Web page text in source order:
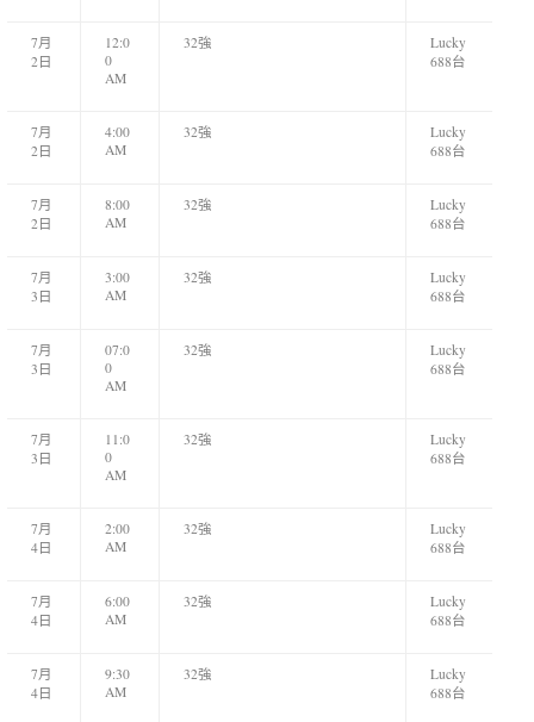
7月
2日
12:0
0
AM
32強
Lucky
688台
7月
2日
4:00
AM
32強
Lucky
688台
7月
2日
8:00
AM
32強
Lucky
688台
7月
3日
3:00
AM
32強
Lucky
688台
7月
3日
07:0
0
AM
32強
Lucky
688台
7月
3日
11:0
0
AM
32強
Lucky
688台
7月
4日
2:00
AM
32強
Lucky
688台
7月
4日
6:00
AM
32強
Lucky
688台
7月
4日
9:30
AM
32強
Lucky
688台